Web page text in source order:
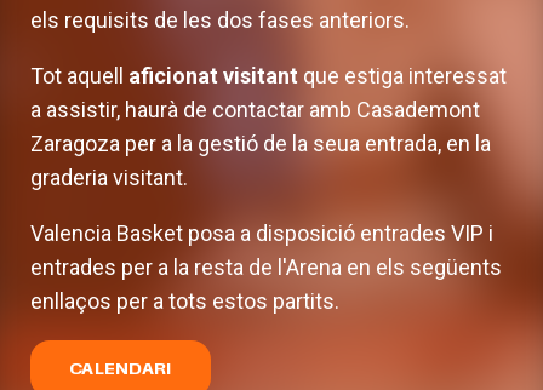
els requisits de les dos fases anteriors.
Tot aquell aficionat visitant que estiga interessat
a assistir, haurà de contactar amb Casademont
Zaragoza per a la gestió de la seua entrada, en la
graderia visitant.
Valencia Basket posa a disposició entrades VIP i
entrades per a la resta de l'Arena en els següents
enllaços per a tots estos partits.
CALENDARI